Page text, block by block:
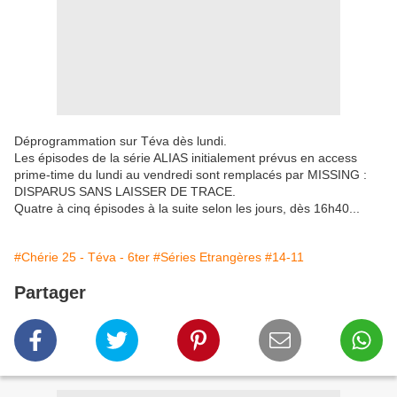
Déprogrammation sur Téva dès lundi.
Les épisodes de la série ALIAS initialement prévus en access
prime-time du lundi au vendredi sont remplacés par MISSING :
DISPARUS SANS LAISSER DE TRACE.
Quatre à cinq épisodes à la suite selon les jours, dès 16h40...
#Chérie 25 - Téva - 6ter #Séries Etrangères #14-11
Partager